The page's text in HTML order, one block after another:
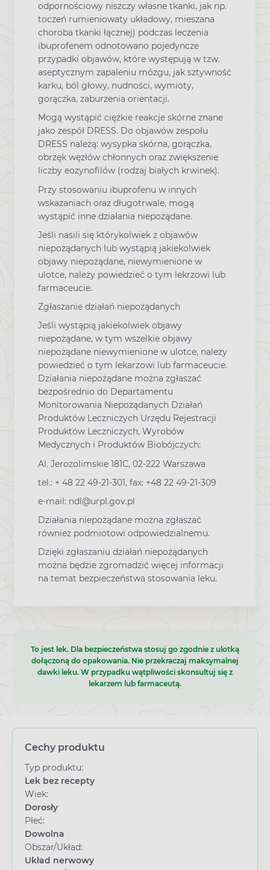
odpornościowy niszczy własne tkanki, jak np.
toczeń rumieniowaty układowy, mieszana
choroba tkanki łącznej) podczas leczenia
ibuprofenem odnotowano pojedyncze
przypadki objawów, które występują w tzw.
aseptycznym zapaleniu mózgu, jak sztywność
karku, ból głowy, nudności, wymioty,
gorączka, zaburzenia orientacji.
Mogą wystąpić ciężkie reakcje skórne znane
jako zespół DRESS. Do objawów zespołu
DRESS należą: wysypka skórna, gorączka,
obrzęk węzłów chłonnych oraz zwiększenie
liczby eozynofilów (rodzaj białych krwinek).
Przy stosowaniu ibuprofenu w innych
wskazaniach oraz długotrwale, mogą
wystąpić inne działania niepożądane.
Jeśli nasili się którykolwiek z objawów
niepożądanych lub wystąpią jakiekolwiek
objawy niepożądane, niewymienione w
ulotce, należy powiedzieć o tym lekrzowi lub
farmaceucie.
Zgłaszanie działań niepożądanych
Jeśli wystąpią jakiekolwiek objawy
niepożądane, w tym wszelkie objawy
niepożądane niewymienione w ulotce, należy
powiedzieć o tym lekarzowi lub farmaceucie.
Działania niepożądane można zgłaszać
bezpośrednio do Departamentu
Monitorowania Niepożądanych Działań
Produktów Leczniczych Urzędu Rejestracji
Produktów Leczniczych, Wyrobów
Medycznych i Produktów Biobójczych:
Al. Jerozolimskie 181C, 02-222 Warszawa
tel.: + 48 22 49-21-301, fax: +48 22 49-21-309
e-mail: ndl@urpl.gov.pl
Działania niepożądane można zgłaszać
również podmiotowi odpowiedzialnemu.
Dzięki zgłaszaniu działań niepożądanych
można będzie zgromadzić więcej informacji
na temat bezpieczeństwa stosowania leku.
To jest lek. Dla bezpieczeństwa stosuj go zgodnie z ulotką
dołączoną do opakowania. Nie przekraczaj maksymalnej
dawki leku. W przypadku wątpliwości skonsultuj się z
lekarzem lub farmaceutą.
Cechy produktu
Typ produktu:
Lek bez recepty
Wiek:
Dorosły
Płeć:
Dowolna
Obszar/Układ:
Układ nerwowy